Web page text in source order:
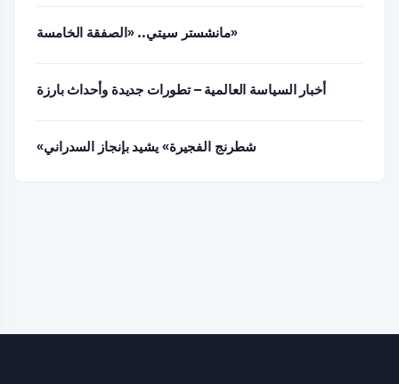
مانشستر سيتي.. «الصفقة الخامسة»
أخبار السياسة العالمية – تطورات جديدة وأحداث بارزة
«شطرنج الفجيرة» يشيد بإنجاز السدراني